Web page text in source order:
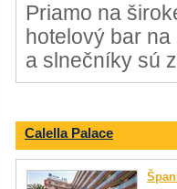
Priamo na
hotelový bar
a slnečníky sú
Calella Palace